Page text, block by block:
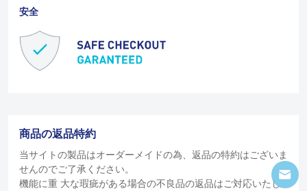
安全
商品の返品特約
当サイトの製品はオーダーメイドの為、返品の特約はございま
せんのでご了承ください。
機能に重 大な瑕疵がある場合の不良品の返品はご対応いたし